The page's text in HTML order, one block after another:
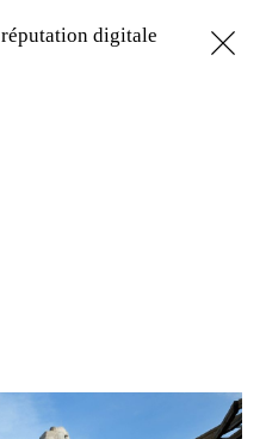
réputation digitale